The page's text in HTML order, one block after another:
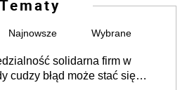
Tematy
Najnowsze Wybrane
solidarna firm w
cudzy błąd może stać się